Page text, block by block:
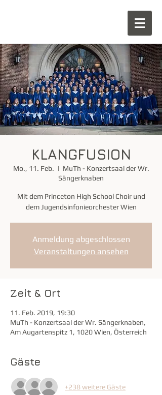
KLANGFUSION
Mo., 11. Feb.
  |
MuTh - Konzertsaal der Wr.
Sängerknaben
Mit dem Princeton High School Choir und
dem Jugendsinfonieorchester Wien
Anmeldung abgeschlossen
Veranstaltungen ansehen
Zeit & Ort
11. Feb. 2019, 19:30
MuTh - Konzertsaal der Wr. Sängerknaben,
Am Augartenspitz 1, 1020 Wien, Österreich
Gäste
+238 weitere Gäste